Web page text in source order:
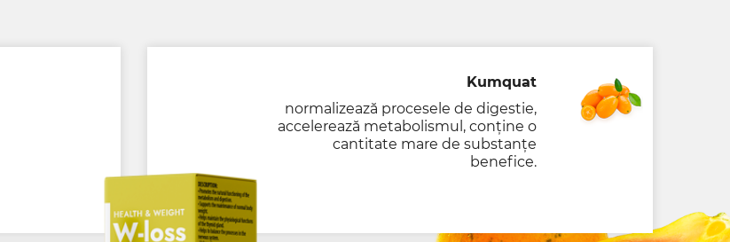
Kumquat
normalizează procesele de digestie,
accelerează metabolismul, conține o
cantitate mare de substanțe
benefice.